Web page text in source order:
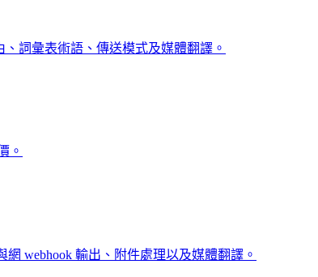
詞彙表術語、傳送模式及媒體翻譯。
。
網 webhook 輸出、附件處理以及媒體翻譯。